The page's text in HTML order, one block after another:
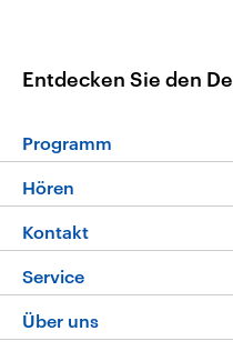
Entdecken Sie den
Programm
Programm
Die Nachrichten
Nachrichtenleicht
Neue Beiträge auf
Hören
Livestream
Podcasts
Deutschlandfunk
Kontakt
Hörerservice
Service
FAQ
Über uns